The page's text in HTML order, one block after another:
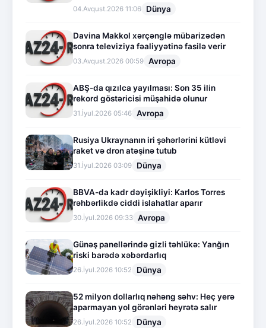
04.Avqust.2026 11:06 Dünya
Davina Makkol xərçənglə mübarizədən
sonra televiziya fəaliyyətinə fasilə verir
03.Avqust.2026 00:59 Avropa
ABŞ-da qızılca yayılması: Son 35 ilin
rekord göstəricisi müşahidə olunur
31.İyul.2026 05:46 Avropa
Rusiya Ukraynanın iri şəhərlərini kütləvi
raket və dron atəşinə tutub
31.İyul.2026 03:09 Dünya
BBVA-da kadr dəyişikliyi: Karlos Torres
rəhbərlikdə ciddi islahatlar aparır
30.İyul.2026 09:33 Avropa
Günəş panellərində gizli təhlükə: Yanğın
riski barədə xəbərdarlıq
26.İyul.2026 10:52 Dünya
52 milyon dollarlıq nəhəng səhv: Heç yerə
aparmayan yol görənləri heyrətə salır
26.İyul.2026 10:52 Dünya